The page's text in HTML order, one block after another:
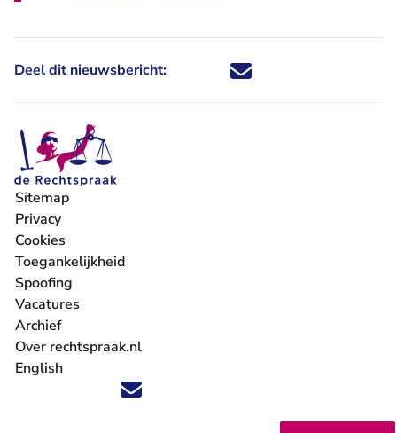
Deel dit nieuwsbericht: Deel dit nieuwsbericht via X -
Deel dit nieuwsbericht via
Deel dit nieuwsbericht
Deel dit
Volg ons op X (Twitter) - U verlaat Rechtspraak.nl
Volg ons op Facebook - U verlaat Rechtspraak.nl
Volg ons op Instagram - U verlaat Rechtspraak.nl
Volg ons op Youtube - U verlaat Rechtspraak.nl
Volg ons op LinkedIn - U verlaat
'Blijf op de hoogte' nieuwsbrief - U verlaat
Sitemap
Privacy
Cookies
Toegankelijkheid
Spoofing
Vacatures
- U verlaat Rechtspraak.nl
Archief
Over rechtspraak.nl
English